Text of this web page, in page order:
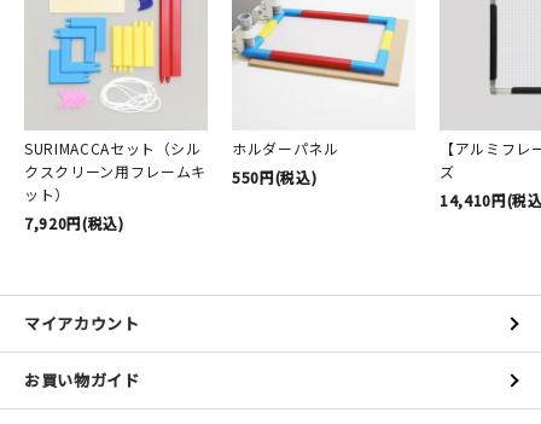
SURIMACCAセット（シル
クスクリーン用フレームキ
ット）
7,920円(税込)
ホルダーパネル
550円(税込)
【アルミフレ
ズ
14,410円(税
マイアカウント
お買い物ガイド